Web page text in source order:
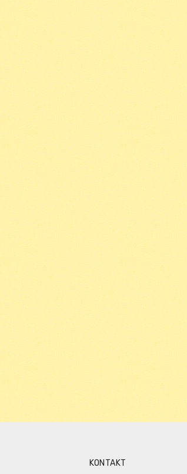
KONTAKT